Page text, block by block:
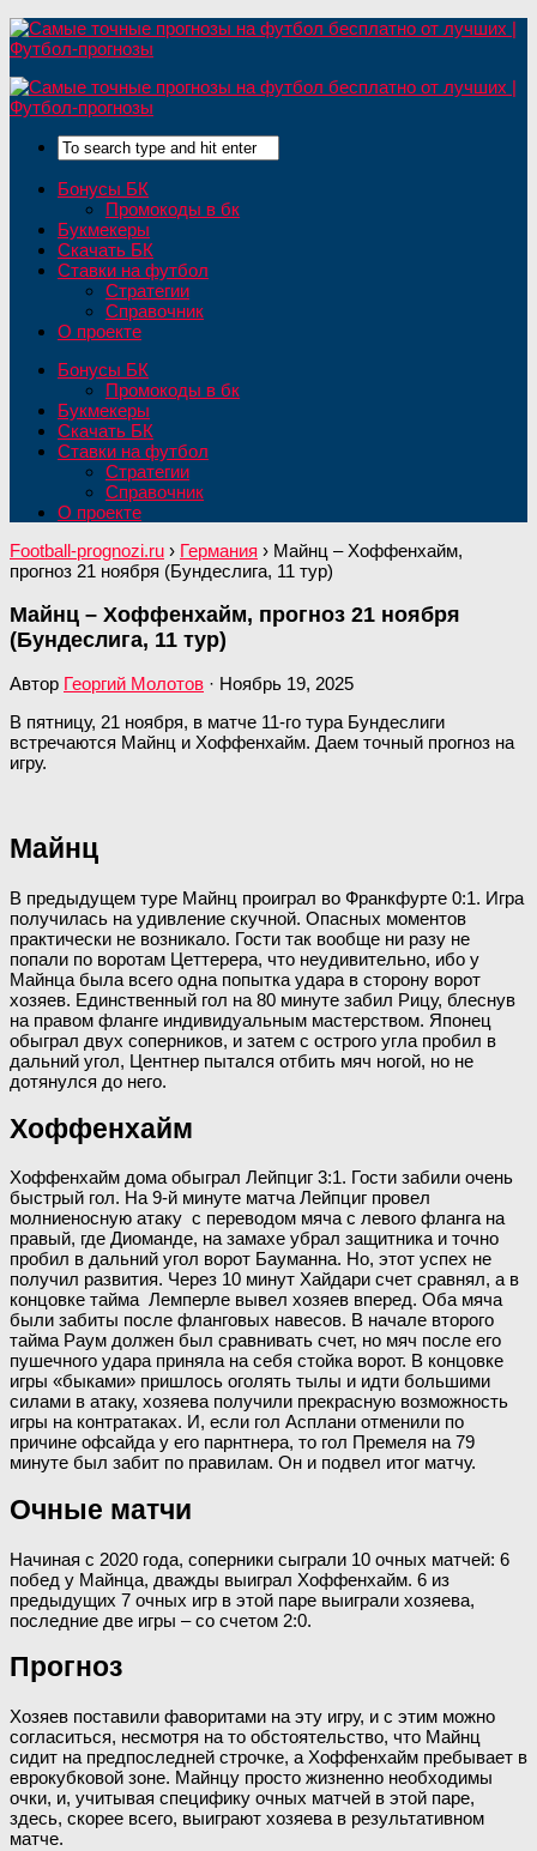
Бонусы БК
Промокоды в бк
Букмекеры
Скачать БК
Ставки на футбол
Стратегии
Справочник
О проекте
Бонусы БК
Промокоды в бк
Букмекеры
Скачать БК
Ставки на футбол
Стратегии
Справочник
О проекте
Football-prognozi.ru › Германия › Майнц – Хоффенхайм,
прогноз 21 ноября (Бундеслига, 11 тур)
Майнц – Хоффенхайм, прогноз 21 ноября
(Бундеслига, 11 тур)
Автор Георгий Молотов · Ноябрь 19, 2025
В пятницу, 21 ноября, в матче 11-го тура Бундеслиги
встречаются Майнц и Хоффенхайм. Даем точный прогноз на
игру.
Майнц
В предыдущем туре Майнц проиграл во Франкфурте 0:1. Игра
получилась на удивление скучной. Опасных моментов
практически не возникало. Гости так вообще ни разу не
попали по воротам Цеттерера, что неудивительно, ибо у
Майнца была всего одна попытка удара в сторону ворот
хозяев. Единственный гол на 80 минуте забил Рицу, блеснув
на правом фланге индивидуальным мастерством. Японец
обыграл двух соперников, и затем с острого угла пробил в
дальний угол, Центнер пытался отбить мяч ногой, но не
дотянулся до него.
Хоффенхайм
Хоффенхайм дома обыграл Лейпциг 3:1. Гости забили очень
быстрый гол. На 9-й минуте матча Лейпциг провел
молниеносную атаку с переводом мяча с левого фланга на
правый, где Диоманде, на замахе убрал защитника и точно
пробил в дальний угол ворот Бауманна. Но, этот успех не
получил развития. Через 10 минут Хайдари счет сравнял, а в
концовке тайма Лемперле вывел хозяев вперед. Оба мяча
были забиты после фланговых навесов. В начале второго
тайма Раум должен был сравнивать счет, но мяч после его
пушечного удара приняла на себя стойка ворот. В концовке
игры «быками» пришлось оголять тылы и идти большими
силами в атаку, хозяева получили прекрасную возможность
игры на контратаках. И, если гол Асплани отменили по
причине офсайда у его парнтнера, то гол Премеля на 79
минуте был забит по правилам. Он и подвел итог матчу.
Очные матчи
Начиная с 2020 года, соперники сыграли 10 очных матчей: 6
побед у Майнца, дважды выиграл Хоффенхайм. 6 из
предыдущих 7 очных игр в этой паре выиграли хозяева,
последние две игры – со счетом 2:0.
Прогноз
Хозяев поставили фаворитами на эту игру, и с этим можно
согласиться, несмотря на то обстоятельство, что Майнц
сидит на предпоследней строчке, а Хоффенхайм пребывает в
еврокубковой зоне. Майнцу просто жизненно необходимы
очки, и, учитывая специфику очных матчей в этой паре,
здесь, скорее всего, выиграют хозяева в результативном
матче.